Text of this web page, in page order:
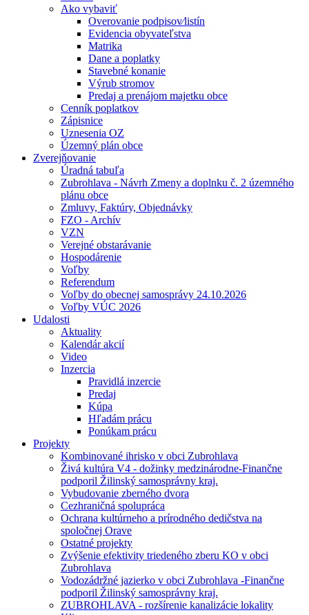
Ako vybaviť
Overovanie podpisov⁄listín
Evidencia obyvateľstva
Matrika
Dane a poplatky
Stavebné konanie
Výrub stromov
Predaj a prenájom majetku obce
Cenník poplatkov
Zápisnice
Uznesenia OZ
Územný plán obce
Zverejňovanie
Úradná tabuľa
Zubrohlava - Návrh Zmeny a doplnku č. 2 územného
plánu obce
Zmluvy, Faktúry, Objednávky
FZO - Archív
VZN
Verejné obstarávanie
Hospodárenie
Voľby
Referendum
Voľby do obecnej samosprávy 24.10.2026
Voľby VÚC 2026
Udalosti
Aktuality
Kalendár akcií
Video
Inzercia
Pravidlá inzercie
Predaj
Kúpa
Hľadám prácu
Ponúkam prácu
Projekty
Kombinované ihrisko v obci Zubrohlava
Živá kultúra V4 - dožinky medzinárodne-Finančne
podporil Žilinský samosprávny kraj.
Vybudovanie zberného dvora
Cezhraničná spolupráca
Ochrana kultúrneho a prírodného dedičstva na
spoločnej Orave
Ostatné projekty
Zvýšenie efektivity triedeného zberu KO v obci
Zubrohlava
Vodozádržné jazierko v obci Zubrohlava -Finančne
podporil Žilinský samosprávny kraj.
ZUBROHLAVA - rozšírenie kanalizácie lokality